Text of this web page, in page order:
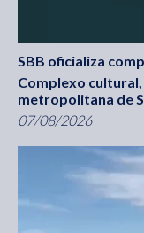
SBB oficializa
Complexo
metropolitana de
07/08/2026